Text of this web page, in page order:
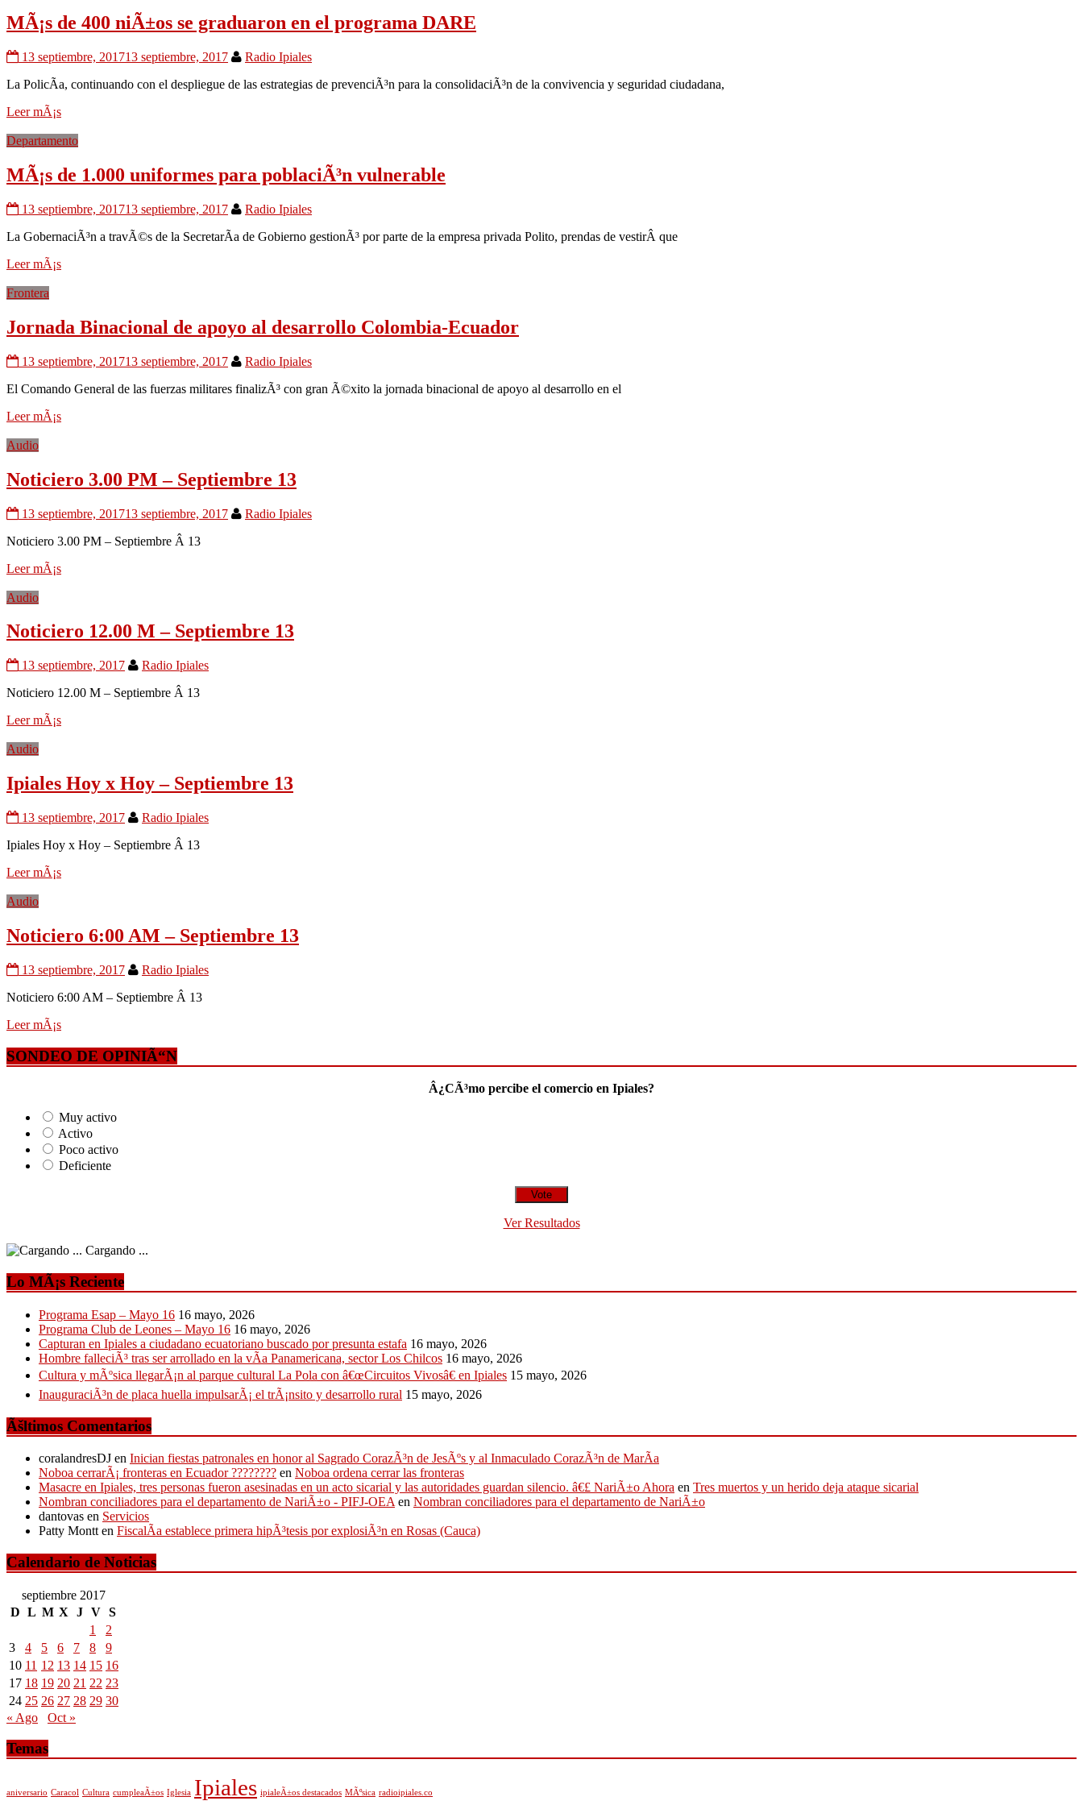
MÃ¡s de 400 niÃ±os se graduaron en el programa DARE
13 septiembre, 201713 septiembre, 2017
Radio Ipiales
La PolicÃ­a, continuando con el despliegue de las estrategias de prevenciÃ³n para la consolidaciÃ³n de la convivencia y seguridad ciudadana,
Leer mÃ¡s
Departamento
MÃ¡s de 1.000 uniformes para poblaciÃ³n vulnerable
13 septiembre, 201713 septiembre, 2017
Radio Ipiales
La GobernaciÃ³n a travÃ©s de la SecretarÃ­a de Gobierno gestionÃ³ por parte de la empresa privada Polito, prendas de vestirÂ que
Leer mÃ¡s
Frontera
Jornada Binacional de apoyo al desarrollo Colombia-Ecuador
13 septiembre, 201713 septiembre, 2017
Radio Ipiales
El Comando General de las fuerzas militares finalizÃ³ con gran Ã©xito la jornada binacional de apoyo al desarrollo en el
Leer mÃ¡s
Audio
Noticiero 3.00 PM – Septiembre 13
13 septiembre, 201713 septiembre, 2017
Radio Ipiales
Noticiero 3.00 PM – Septiembre Â 13
Leer mÃ¡s
Audio
Noticiero 12.00 M – Septiembre 13
13 septiembre, 2017
Radio Ipiales
Noticiero 12.00 M – Septiembre Â 13
Leer mÃ¡s
Audio
Ipiales Hoy x Hoy – Septiembre 13
13 septiembre, 2017
Radio Ipiales
Ipiales Hoy x Hoy – Septiembre Â 13
Leer mÃ¡s
Audio
Noticiero 6:00 AM – Septiembre 13
13 septiembre, 2017
Radio Ipiales
Noticiero 6:00 AM – Septiembre Â 13
Leer mÃ¡s
SONDEO DE OPINIÃ“N
Â¿CÃ³mo percibe el comercio en Ipiales?
Muy activo
Activo
Poco activo
Deficiente
Ver Resultados
Cargando ...
Lo MÃ¡s Reciente
Programa Esap – Mayo 16 16 mayo, 2026
Programa Club de Leones – Mayo 16 16 mayo, 2026
Capturan en Ipiales a ciudadano ecuatoriano buscado por presunta estafa 16 mayo, 2026
Hombre falleciÃ³ tras ser arrollado en la vÃ­a Panamericana, sector Los Chilcos 16 mayo, 2026
Cultura y mÃºsica llegarÃ¡n al parque cultural La Pola con â€œCircuitos Vivosâ€ en Ipiales 15 mayo, 2026
InauguraciÃ³n de placa huella impulsarÃ¡ el trÃ¡nsito y desarrollo rural 15 mayo, 2026
Ãšltimos Comentarios
coralandresDJ en Inician fiestas patronales en honor al Sagrado CorazÃ³n de JesÃºs y al Inmaculado CorazÃ³n de MarÃ­a
Noboa cerrarÃ¡ fronteras en Ecuador ???????? en Noboa ordena cerrar las fronteras
Masacre en Ipiales, tres personas fueron asesinadas en un acto sicarial y las autoridades guardan silencio. â€£ NariÃ±o Ahora en Tres muertos y un herido deja ataque sicarial
Nombran conciliadores para el departamento de NariÃ±o - PIFJ-OEA en Nombran conciliadores para el departamento de NariÃ±o
dantovas en Servicios
Patty Montt en FiscalÃ­a establece primera hipÃ³tesis por explosiÃ³n en Rosas (Cauca)
Calendario de Noticias
septiembre 2017
D L M X J V S
1
2
3
4 5 6 7 8
9
10 11 12 13 14 15 16
17 18 19 20 21 22 23
24 25 26 27 28 29 30
« Ago
Oct »
Temas
aniversario Caracol Cultura cumpleaÃ±os Iglesia Ipiales ipialeÃ±os destacados MÃºsica radioipiales.co